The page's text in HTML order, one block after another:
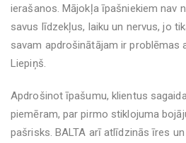
ierašanos. Mājokļa īpašniekiem nav
savus līdzekļus, laiku un nervus, jo
savam apdrošinātājam ir problēmas
Liepiņš.
Apdrošinot īpašumu, klientus
piemēram, par pirmo stiklojuma
pašrisks. BALTA arī atlīdzinās īres